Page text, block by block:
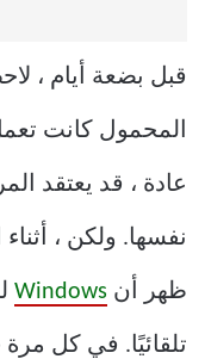
قبل بضعة أيام ،
المحمول كانت
عادة ، قد يعتقد
نفسها. ولكن ،
ظهر أن Windows
تلقائيًا. في كل